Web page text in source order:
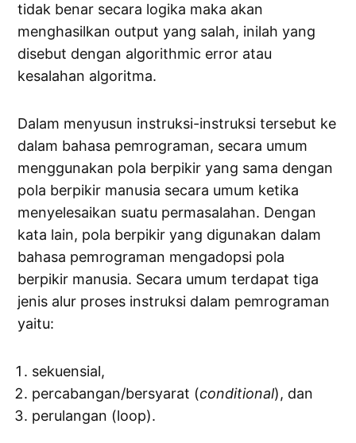
tidak benar secara logika maka akan
menghasilkan output yang salah, inilah yang
disebut dengan algorithmic error atau
kesalahan algoritma.
Dalam menyusun instruksi-instruksi tersebut ke
dalam bahasa pemrograman, secara umum
menggunakan pola berpikir yang sama dengan
pola berpikir manusia secara umum ketika
menyelesaikan suatu permasalahan. Dengan
kata lain, pola berpikir yang digunakan dalam
bahasa pemrograman mengadopsi pola
berpikir manusia. Secara umum terdapat tiga
jenis alur proses instruksi dalam pemrograman
yaitu:
sekuensial,
percabangan/bersyarat (conditional), dan
perulangan (loop).